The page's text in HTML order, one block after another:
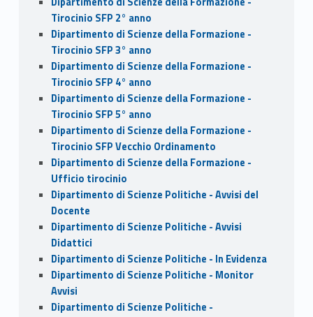
Tirocinio SFP 2° anno
Dipartimento di Scienze della Formazione -
Tirocinio SFP 3° anno
Dipartimento di Scienze della Formazione -
Tirocinio SFP 4° anno
Dipartimento di Scienze della Formazione -
Tirocinio SFP 5° anno
Dipartimento di Scienze della Formazione -
Tirocinio SFP Vecchio Ordinamento
Dipartimento di Scienze della Formazione -
Ufficio tirocinio
Dipartimento di Scienze Politiche - Avvisi del
Docente
Dipartimento di Scienze Politiche - Avvisi
Didattici
Dipartimento di Scienze Politiche - In Evidenza
Dipartimento di Scienze Politiche - Monitor
Avvisi
Dipartimento di Scienze Politiche -